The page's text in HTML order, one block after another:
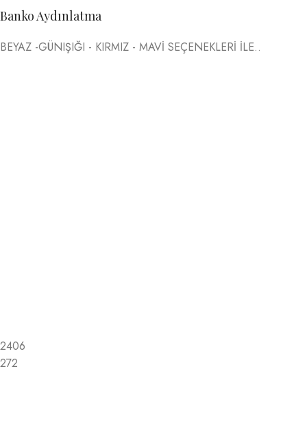
Banko Aydınlatma
BEYAZ -GÜNIŞIĞI - KIRMIZ - MAVİ SEÇENEKLERİ İLE..
2406
272